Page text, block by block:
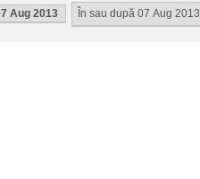
Aug 2013 În sau după 07 Aug 2013